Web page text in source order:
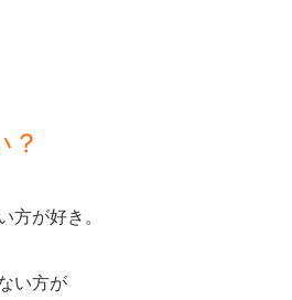
？
方が好き。
い方が